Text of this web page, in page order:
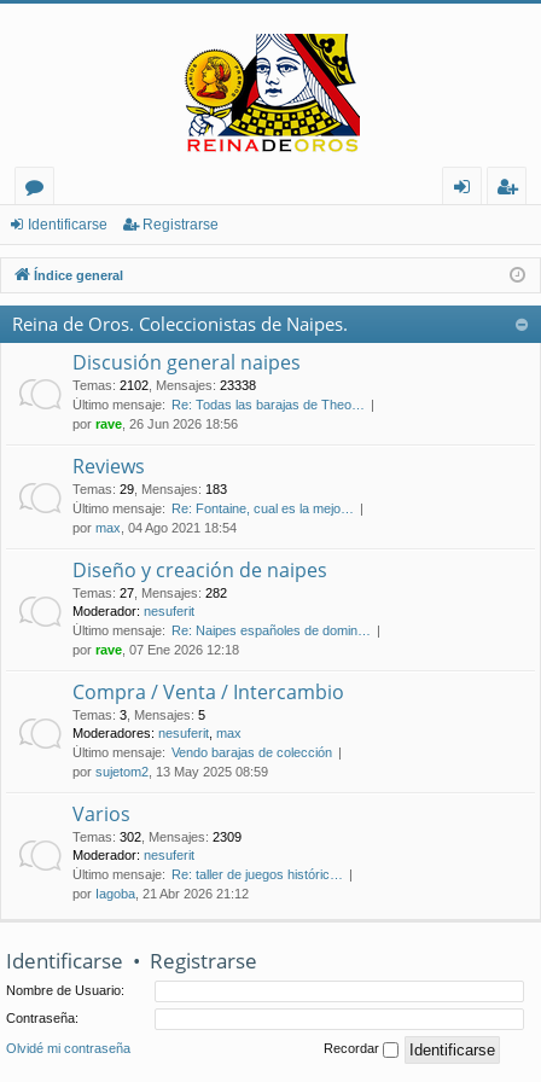
or
os
nt
ifi
ist
ra
Identificarse Registrarse
Índice general
Reina de Oros. Coleccionistas de Naipes.
Discusión general naipes
Temas: 2102 Mensajes: 23338
Último mensaje: Re: Todas las barajas de Theo…
por rave , 26 Jun 2026 18:56
Reviews
Temas: 29 Mensajes: 183
Último mensaje: Re: Fontaine, cual es la mejo…
por max , 04 Ago 2021 18:54
Diseño y creación de naipes
Temas: 27 Mensajes: 282
Moderador: nesuferit
Último mensaje: Re: Naipes españoles de domin…
por rave , 07 Ene 2026 12:18
Compra / Venta / Intercambio
Temas: 3 Mensajes: 5
Moderadores: nesuferit max
Último mensaje: Vendo barajas de colección
por sujetom2 , 13 May 2025 08:59
Varios
Temas: 302 Mensajes: 2309
Moderador: nesuferit
Último mensaje: Re: taller de juegos históric…
por Iagoba , 21 Abr 2026 21:12
Identificarse • Registrarse
Nombre de Usuario:
Contraseña:
Olvidé mi contraseña Recordar